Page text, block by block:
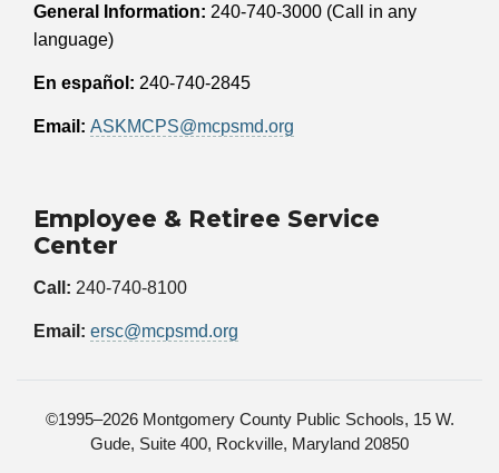
General Information: 240-740-3000 (Call in any
language)
En español: 240-740-2845
Email: ASKMCPS@mcpsmd.org
Employee & Retiree Service
Center
Call: 240-740-8100
Email: ersc@mcpsmd.org
©1995–2026 Montgomery County Public Schools, 15 W.
Gude, Suite 400, Rockville, Maryland 20850